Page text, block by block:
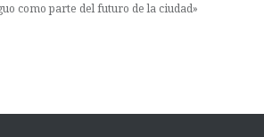
como parte del futuro de la ciudad»